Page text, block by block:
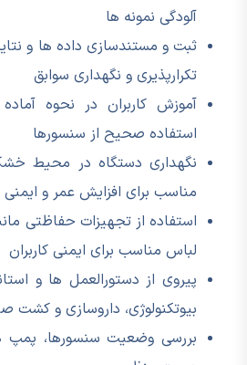
آلودگی نمونه ها
ثبت و مستندسازی داده ها و
تکرارپذیری و نگهداری سوابق
آموزش کاربران در نحوه
استفاده صحیح از سنسورها
نگهداری دستگاه در محیط
مناسب برای افزایش عمر و ایمنی
استفاده از تجهیزات حفاظتی
لباس مناسب برای ایمنی کاربران
پیروی از دستورالعمل ها و
بیوتکنولوژی، داروسازی و کشت
بررسی وضعیت سنسورها، پمپ